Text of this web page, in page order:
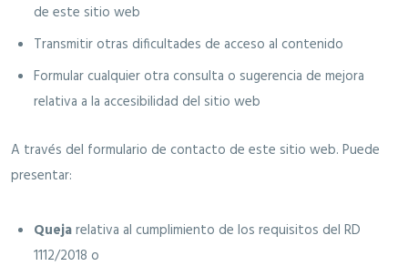
de este sitio web
Transmitir otras dificultades de acceso al contenido
Formular cualquier otra consulta o sugerencia de mejora
relativa a la accesibilidad del sitio web
A través del formulario de contacto de este sitio web. Puede
presentar:
Quejarelativa al cumplimiento de los requisitos del RD
1112/2018 o